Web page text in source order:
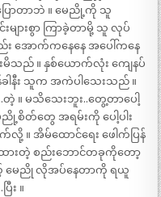
ောတာဘဲ ။ မေညို့ကို သူ
များစွာ ကြာခဲ့တာမို့ သူ လုပ်
ောက်ကနေနေ အပေါ်ကနေ
မိသည် ။ နှစ်ယောက်လုံး ကျေနပ်
ခါနီး သူက အကဲပါသေးသည် ။
မသိသေးဘူး..တွေ့တာပေါ့
စိတ်တွေ အရမ်းကို ပေါ့ပါး
အိမ်ထောင်ရေး ဖေါက်ပြန်
တဲ့ စည်းဘောင်တခုကိုတော့
မေညို လိုအပ်နေတာကို ရယူ
း ။